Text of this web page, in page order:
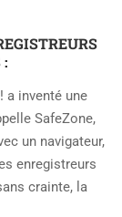
:
a inventé une
SafeZone,
un navigateur,
enregistreurs
crainte, la